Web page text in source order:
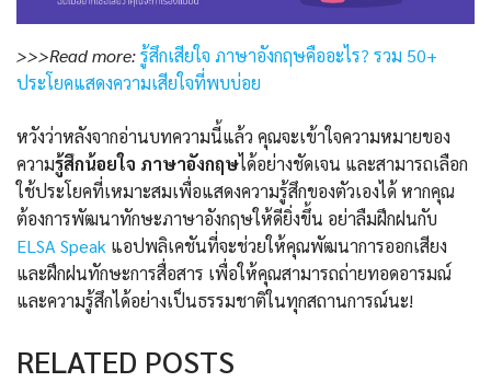
>>>Read more:รู้สึกเสียใจ ภาษาอังกฤษคืออะไร? รวม 50+
ประโยคแสดงความเสียใจที่พบบ่อย
หวังว่าหลังจากอ่านบทความนี้แล้ว คุณจะเข้าใจความหมายของ
ความรู้สึกน้อยใจ ภาษาอังกฤษได้อย่างชัดเจน และสามารถเลือก
ใช้ประโยคที่เหมาะสมเพื่อแสดงความรู้สึกของตัวเองได้ หากคุณ
ต้องการพัฒนาทักษะภาษาอังกฤษให้ดียิ่งขึ้น อย่าลืมฝึกฝนกับ
ELSA Speak แอปพลิเคชันที่จะช่วยให้คุณพัฒนาการออกเสียง
และฝึกฝนทักษะการสื่อสาร เพื่อให้คุณสามารถถ่ายทอดอารมณ์
และความรู้สึกได้อย่างเป็นธรรมชาติในทุกสถานการณ์นะ!
RELATED POSTS